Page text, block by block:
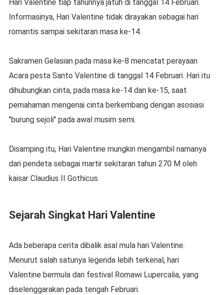
Hari Valentine tiap tahunnya jatuh di tanggal 14 Februari.
Informasinya, Hari Valentine tidak dirayakan sebagai hari
romantis sampai sekitaran masa ke-14.
Sakramen Gelasian pada masa ke-8 mencatat perayaan
Acara pesta Santo Valentine di tanggal 14 Februari. Hari itu
dihubungkan cinta, pada masa ke-14 dan ke-15, saat
pemahaman mengenai cinta berkembang dengan asosiasi
"burung sejoli" pada awal musim semi.
Disamping itu, Hari Valentine mungkin mengambil namanya
dari pendeta sebagai martir sekitaran tahun 270 M oleh
kaisar Claudius II Gothicus.
Sejarah Singkat Hari Valentine
Ada beberapa cerita dibalik asal mula hari Valentine.
Menurut salah satunya legenda lebih terkenal, hari
Valentine bermula dari festival Romawi Lupercalia, yang
diselenggarakan pada tengah Februari.